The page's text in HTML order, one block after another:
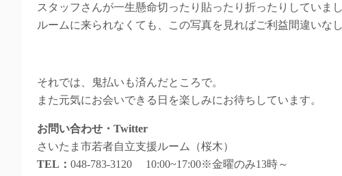
スタッフさんが一生懸命切ったり貼ったり折ったりしていまし
ルームに来られなくても、この写真を見ればご利益間違いな
それでは、鬼払いも済んだところで。
また元気にお会いできる日を楽しみにお待ちしています。
お問い合わせ・Twitter
さいたま市若者自立支援ルーム（桜木）
TEL： 048‐783‐3120 10:00~17:00※金曜のみ13時～